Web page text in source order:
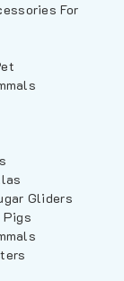
For
Gliders
Pigs